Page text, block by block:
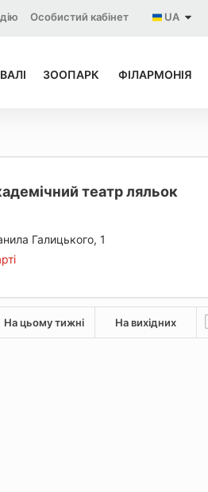
UA
Особистий кабінет
ЗООПАРК ФІЛАРМОНІЯ
театр ляльок
Галицького, 1
На цьому тижні На вихідних